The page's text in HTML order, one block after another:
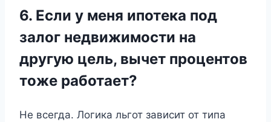
6. Если у меня ипотека под
залог недвижимости на
другую цель, вычет процентов
тоже работает?
Не всегда. Логика льгот зависит от типа